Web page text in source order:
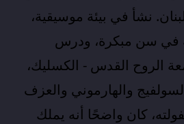
نشأ في بيئة موسيقية،
في سن مبكرة، ودرس
الروح القدس - الكسليك،
والهارموني والعزف
كان واضحًا أنه يملك